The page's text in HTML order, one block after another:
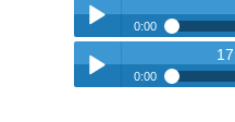
pause
pause
Play /
15. Женсовет -
Play /
0:00
16. Женсовет - 9 мая
0:00